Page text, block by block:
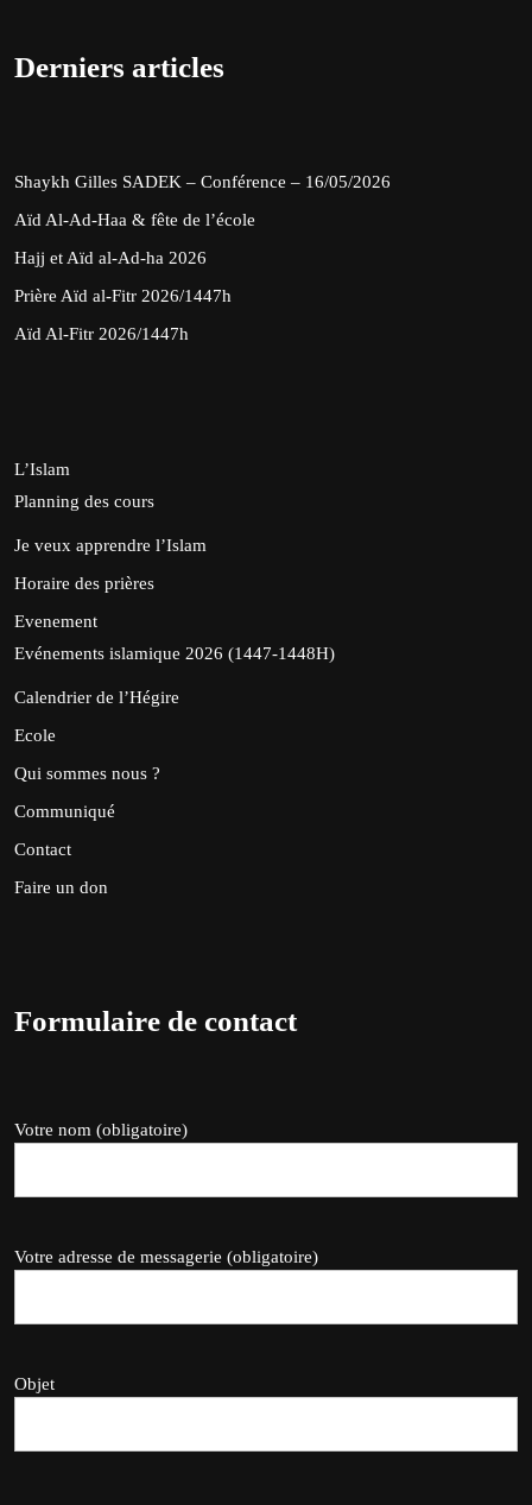
Derniers articles
Shaykh Gilles SADEK – Conférence – 16/05/2026
Aïd Al-Ad-Haa & fête de l’école
Hajj et Aïd al-Ad-ha 2026
Prière Aïd al-Fitr 2026/1447h
Aïd Al-Fitr 2026/1447h
L’Islam
Planning des cours
Je veux apprendre l’Islam
Horaire des prières
Evenement
Evénements islamique 2026 (1447-1448H)
Calendrier de l’Hégire
Ecole
Qui sommes nous ?
Communiqué
Contact
Faire un don
Formulaire de contact
Votre nom (obligatoire)
Votre adresse de messagerie (obligatoire)
Objet